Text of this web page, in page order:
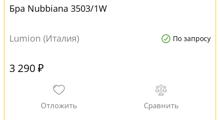
Бра Nubbiana 3503/1W
Lumion (Италия) По запросу
3 290 ₽